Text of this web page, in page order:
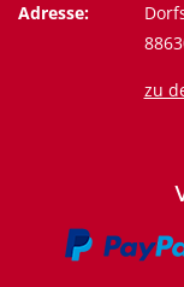
Adresse:
zu